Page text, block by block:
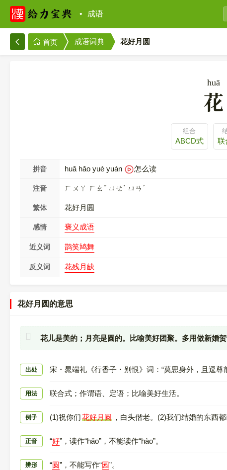
成语
首页 成语词典 花好月圆
huā
组合
ABCD式 联
拼音 huā hǎo yuè yuán 怎么读
注音 ㄏㄨㄚ ㄏㄠˇ ㄩㄝˋ ㄩㄢˊ
繁体 花好月圓
感情 褒义成语
近义词 鹊笑鸠舞
反义词 花残月缺
花好月圆的意思
花儿是美的；月亮是圆的。比喻美好团聚。多用做新婚贺
出处 宋・晁端礼《行香子・别恨》词：“莫思身外，且逗
用法 联合式；作谓语、定语；比喻美好生活。
例子 (1)祝你们花好月圆 ，白头偕老。(2)我们结婚的东西
正音 “好”，读作“hǎo”，不能读作“hào”。
辨形 “圆”，不能写作“园”。